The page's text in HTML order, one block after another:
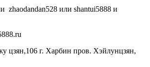
zhaodandan528 или shantui5888 и
цзян,106 г. Харбин пров. Хэйлунцзян,